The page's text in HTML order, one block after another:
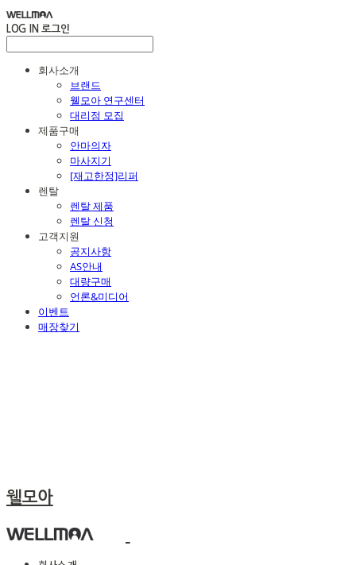
LOG IN 로그인
회사소개
브랜드
웰모아 연구센터
대리점 모집
제품구매
안마의자
마사지기
[재고한정]리퍼
렌탈
렌탈 제품
렌탈 신청
고객지원
공지사항
AS안내
대량구매
언론&미디어
이벤트
매장찾기
웰모아